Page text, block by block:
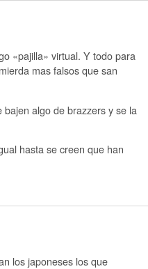
«pajilla» virtual. Y todo para
mas falsos que san
algo de brazzers y se la
hasta se creen que han
los japoneses los que